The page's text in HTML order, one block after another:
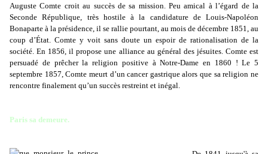
Auguste Comte croit au succès de sa mission. Peu amical à l’égard de la
Seconde République, très hostile à la candidature de Louis-Napoléon
Bonaparte à la présidence, il se rallie pourtant, au mois de décembre 1851, au
coup d’État. Comte y voit sans doute un espoir de rationalisation de la
société. En 1856, il propose une alliance au général des jésuites. Comte est
persuadé de prêcher la religion positive à Notre-Dame en 1860 ! Le 5
septembre 1857, Comte meurt d’un cancer gastrique alors que sa religion ne
rencontre finalement qu’un succès restreint et inégal.
Paris sa demeure.